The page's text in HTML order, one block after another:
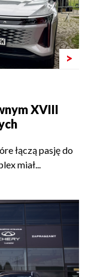
>
XVIII
łączą pasję do
miał...